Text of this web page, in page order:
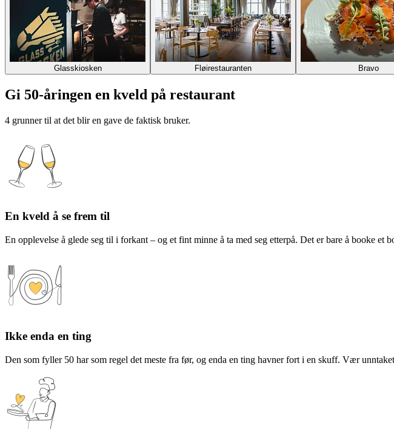
Glasskiosken Fløirestauranten Bravo
Gi 50-åringen en kveld på restaurant
4 grunner til at det blir en gave de faktisk bruker.
En kveld å se frem til
En opplevelse å glede seg til i forkant – og et fint minne å ta med seg etterpå. Det er bare å booke et
Ikke enda en ting
Den som fyller 50 har som regel det meste fra før, og enda en ting havner fort i en skuff. Vær